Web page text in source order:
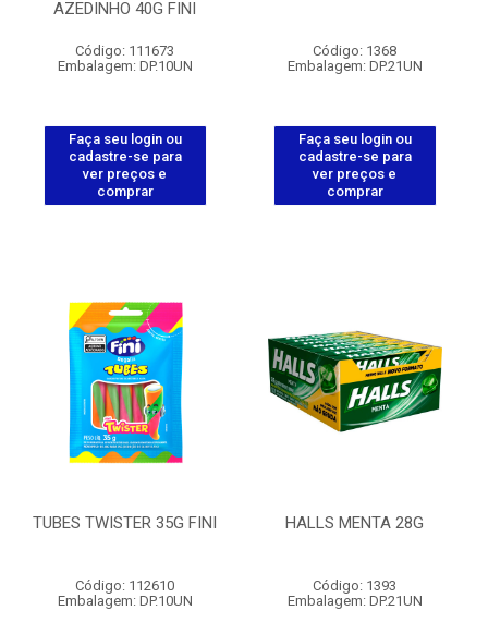
AZEDINHO 40G FINI
Código: 111673
Embalagem: DP.10UN
Faça seu login ou
cadastre-se para
ver preços e
comprar
Código: 1368
Embalagem: DP.21UN
Faça seu login ou
cadastre-se para
ver preços e
comprar
TUBES TWISTER 35G FINI
Código: 112610
Embalagem: DP.10UN
HALLS MENTA 28G
Código: 1393
Embalagem: DP.21UN